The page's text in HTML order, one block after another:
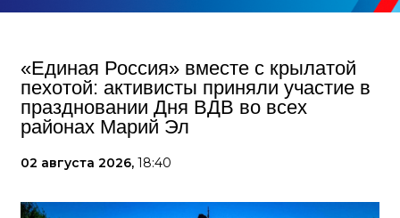
«Единая Россия» вместе с крылатой
пехотой: активисты приняли участие в
праздновании Дня ВДВ во всех
районах Марий Эл
02 августа 2026, 18:40